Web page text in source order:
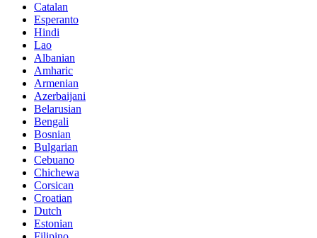
Catalan
Esperanto
Hindi
Lao
Albanian
Amharic
Armenian
Azerbaijani
Belarusian
Bengali
Bosnian
Bulgarian
Cebuano
Chichewa
Corsican
Croatian
Dutch
Estonian